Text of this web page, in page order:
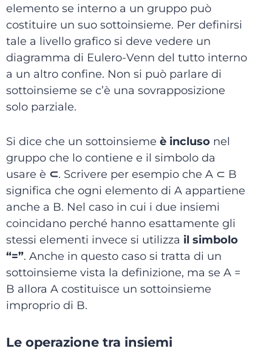
elemento se interno a un gruppo può
costituire un suo sottoinsieme. Per definirsi
tale a livello grafico si deve vedere un
diagramma di Eulero-Venn del tutto interno
a un altro confine. Non si può parlare di
sottoinsieme se c’è una sovrapposizione
solo parziale.
Si dice che un sottoinsieme è incluso nel
gruppo che lo contiene e il simbolo da
usare è ⊂. Scrivere per esempio che A ⊂ B
significa che ogni elemento di A appartiene
anche a B. Nel caso in cui i due insiemi
coincidano perché hanno esattamente gli
stessi elementi invece si utilizza il simbolo
“=”. Anche in questo caso si tratta di un
sottoinsieme vista la definizione, ma se A =
B allora A costituisce un sottoinsieme
improprio di B.
Le operazione tra insiemi